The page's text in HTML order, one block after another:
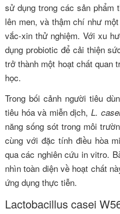
sử dụng trong các sản phẩm
lên men, và thậm chí như
vắc-xin thử nghiệm. Với xu
dụng probiotic để cải thiện
trở thành một hoạt chất quan
học.
Trong bối cảnh người tiêu
tiêu hóa và miễn dịch, L.
năng sống sót trong môi
cùng với đặc tính điều hòa
qua các nghiên cứu in vitro.
nhìn toàn diện về hoạt chất
ứng dụng thực tiễn.
Lactobacillus casei